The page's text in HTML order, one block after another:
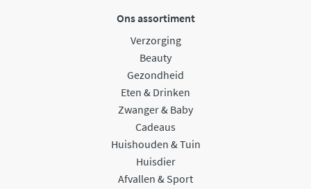
Ons assortiment
Verzorging
Beauty
Gezondheid
Eten & Drinken
Zwanger & Baby
Cadeaus
Huishouden & Tuin
Huisdier
Afvallen & Sport